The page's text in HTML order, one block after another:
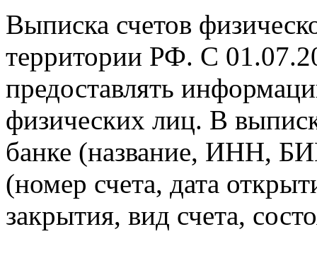
Выписка счетов
территории РФ. С
предоставлять
физических лиц. В
банке (название, ИНН,
(номер счета, дата
закрытия, вид счета,